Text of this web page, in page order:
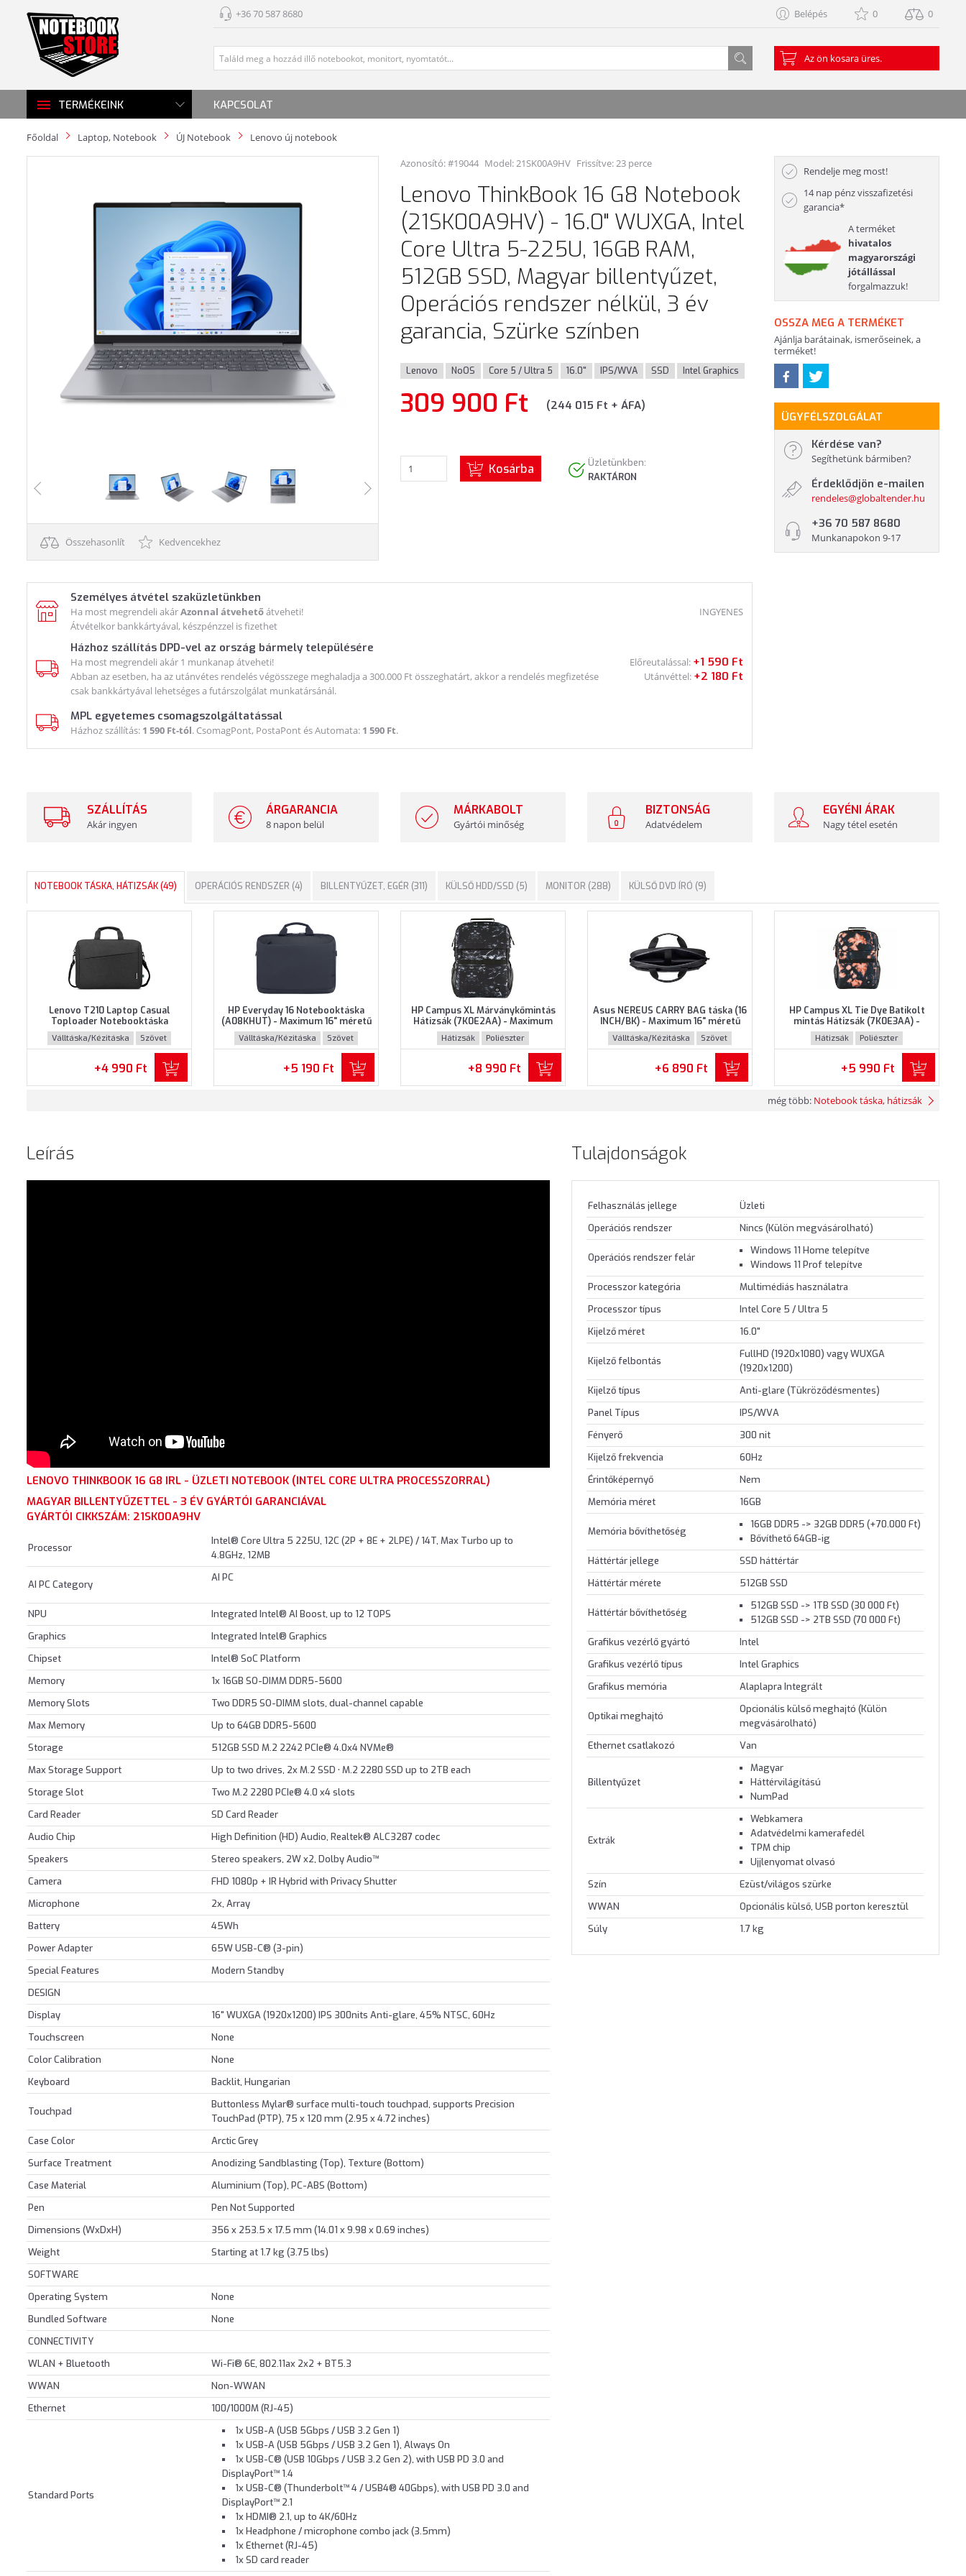
+36 70 587 8680 Belépés 0 0
Az ön kosara üres.
TERMÉKEINK KAPCSOLAT
Főoldal Laptop, Notebook ÚJ Notebook Lenovo új notebook
Összehasonlít Kedvencekhez
Azonosító: #19044 Model:21SK00A9HV Frissítve: 23 perce
Lenovo ThinkBook 16 G8 Notebook
(21SK00A9HV) - 16.0" WUXGA, Intel
Core Ultra 5-225U, 16GB RAM,
512GB SSD, Magyar billentyűzet,
Operációs rendszer nélkül, 3 év
garancia, Szürke színben
Lenovo NoOS Core 5 / Ultra 5 16.0" IPS/WVA SSD Intel Graphics
309 900 Ft (244 015 Ft + ÁFA)
Kosárba
Üzletünkben:
RAKTÁRON
Személyes átvétel szaküzletünkben
Ha most megrendeli akárAzonnal átvehetőátveheti!
Átvételkor bankkártyával, készpénzzel is fizethet
INGYENES
Házhoz szállítás DPD-vel az ország bármely településére
Ha most megrendeli akár 1 munkanap átveheti!
Abban az esetben, ha az utánvétes rendelés végösszege meghaladja a 300.000 Ft összeghatárt, akkor a rendelés megfizetése
csak bankkártyával lehetséges a futárszolgálat munkatársánál.
Előreutalással: +1 590 Ft
Utánvéttel: +2 180 Ft
MPL egyetemes csomagszolgáltatással
Házhoz szállítás: 1 590 Ft-tól. CsomagPont, PostaPont és Automata: 1 590 Ft.
Rendelje meg most!
14 nap pénz visszafizetési
garancia*
A terméket
hivatalos
magyarországi
jótállással
forgalmazzuk!
OSSZA MEG A TERMÉKET
Ajánlja barátainak, ismerőseinek, a
terméket!
ÜGYFÉLSZOLGÁLAT
Kérdése van?
Segíthetünk bármiben?
Érdeklődjön e-mailen
rendeles@globaltender.hu
+36 70 587 8680
Munkanapokon 9-17
SZÁLLÍTÁS
Akár ingyen
ÁRGARANCIA
8 napon belül
MÁRKABOLT
Gyártói minőség
BIZTONSÁG
Adatvédelem
EGYÉNI ÁRAK
Nagy tétel esetén
NOTEBOOK TÁSKA, HÁTIZSÁK (49) OPERÁCIÓS RENDSZER (4) BILLENTYŰZET, EGÉR (311) KÜLSŐ HDD/SSD (5) MONITOR (288) KÜLSŐ DVD ÍRÓ (9)
Lenovo T210 Laptop Casual
Toploader Notebooktáska
(GX41L83769) - Maximum 15.6"
méretű notebookokhoz - Fekete
színben
Válltáska/Kézitáska Szövet
+4 990 Ft
HP Everyday 16 Notebooktáska
(A08KHUT) - Maximum 16" méretű
notebookokhoz - Szürke színben
Válltáska/Kézitáska Szövet
+5 190 Ft
HP Campus XL Márványkőmintás
Hátizsák (7K0E2AA) - Maximum
16.1" méretű notebookokhoz,
Márványkőmintás színben
Hátizsák Poliészter
+8 990 Ft
Asus NEREUS CARRY BAG táska (16
INCH/BK) - Maximum 16" méretű
notebookokhoz, Fekete színben
Válltáska/Kézitáska Szövet
+6 890 Ft
HP Campus XL Tie Dye Batikolt
mintás Hátizsák (7K0E3AA) -
Maximum 16.1" méretű
notebookokhoz - Tie Dye Batikolt
mintás színben
Hátizsák Poliészter
+5 990 Ft
még több: Notebook táska, hátizsák
Leírás
LENOVO THINKBOOK 16 G8 IRL - ÜZLETI NOTEBOOK (INTEL CORE ULTRA PROCESSZORRAL)
MAGYAR BILLENTYŰZETTEL - 3 ÉV GYÁRTÓI GARANCIÁVAL
GYÁRTÓI CIKKSZÁM: 21SK00A9HV
Processor
Intel® Core Ultra 5 225U, 12C (2P + 8E + 2LPE) / 14T, Max Turbo up to
4.8GHz, 12MB
AI PC Category
AI PC
NPU
Integrated Intel® AI Boost, up to 12 TOPS
Graphics
Integrated Intel® Graphics
Chipset
Intel® SoC Platform
Memory
1x 16GB SO-DIMM DDR5-5600
Memory Slots
Two DDR5 SO-DIMM slots, dual-channel capable
Max Memory
Up to 64GB DDR5-5600
Storage
512GB SSD M.2 2242 PCIe® 4.0x4 NVMe®
Max Storage Support
Up to two drives, 2x M.2 SSD • M.2 2280 SSD up to 2TB each
Storage Slot
Two M.2 2280 PCIe® 4.0 x4 slots
Card Reader
SD Card Reader
Audio Chip
High Definition (HD) Audio, Realtek® ALC3287 codec
Speakers
Stereo speakers, 2W x2, Dolby Audio™
Camera
FHD 1080p + IR Hybrid with Privacy Shutter
Microphone
2x, Array
Battery
45Wh
Power Adapter
65W USB-C® (3-pin)
Special Features
Modern Standby
DESIGN
Display
16" WUXGA (1920x1200) IPS 300nits Anti-glare, 45% NTSC, 60Hz
Touchscreen
None
Color Calibration
None
Keyboard
Backlit, Hungarian
Touchpad
Buttonless Mylar® surface multi-touch touchpad, supports Precision
TouchPad (PTP), 75 x 120 mm (2.95 x 4.72 inches)
Case Color
Arctic Grey
Surface Treatment
Anodizing Sandblasting (Top), Texture (Bottom)
Case Material
Aluminium (Top), PC-ABS (Bottom)
Pen
Pen Not Supported
Dimensions (WxDxH)
356 x 253.5 x 17.5 mm (14.01 x 9.98 x 0.69 inches)
Weight
Starting at 1.7 kg (3.75 lbs)
SOFTWARE
Operating System
None
Bundled Software
None
CONNECTIVITY
WLAN + Bluetooth
Wi-Fi® 6E, 802.11ax 2x2 + BT5.3
WWAN
Non-WWAN
Ethernet
100/1000M (RJ-45)
Standard Ports
1x USB-A (USB 5Gbps / USB 3.2 Gen 1)
1x USB-A (USB 5Gbps / USB 3.2 Gen 1), Always On
1x USB-C® (USB 10Gbps / USB 3.2 Gen 2), with USB PD 3.0 and
DisplayPort™ 1.4
1x USB-C® (Thunderbolt™ 4 / USB4® 40Gbps), with USB PD 3.0 and
DisplayPort™ 2.1
1x HDMI® 2.1, up to 4K/60Hz
1x Headphone / microphone combo jack (3.5mm)
1x Ethernet (RJ-45)
1x SD card reader
Tulajdonságok
Felhasználás jellege
Üzleti
Operációs rendszer
Nincs (Külön megvásárolható)
Operációs rendszer felár
Windows 11 Home telepítve
Windows 11 Prof telepítve
Processzor kategória
Multimédiás használatra
Processzor típus
Intel Core 5 / Ultra 5
Kijelző méret
16.0"
Kijelző felbontás
FullHD (1920x1080) vagy WUXGA
(1920x1200)
Kijelző típus
Anti-glare (Tükröződésmentes)
Panel Típus
IPS/WVA
Fényerő
300 nit
Kijelző frekvencia
60Hz
Érintőképernyő
Nem
Memória méret
16GB
Memória bővíthetőség
16GB DDR5 -> 32GB DDR5 (+70.000 Ft)
Bővíthető 64GB-ig
Háttértár jellege
SSD háttértár
Háttértár mérete
512GB SSD
Háttértár bővíthetőség
512GB SSD -> 1TB SSD (30 000 Ft)
512GB SSD -> 2TB SSD (70 000 Ft)
Grafikus vezérlő gyártó
Intel
Grafikus vezérlő típus
Intel Graphics
Grafikus memória
Alaplapra Integrált
Optikai meghajtó
Opcionális külső meghajtó (Külön
megvásárolható)
Ethernet csatlakozó
Van
Billentyűzet
Magyar
Háttérvilágítású
NumPad
Extrák
Webkamera
Adatvédelmi kamerafedél
TPM chip
Ujjlenyomat olvasó
Szín
Ezüst/világos szürke
WWAN
Opcionális külső, USB porton keresztül
Súly
1.7 kg